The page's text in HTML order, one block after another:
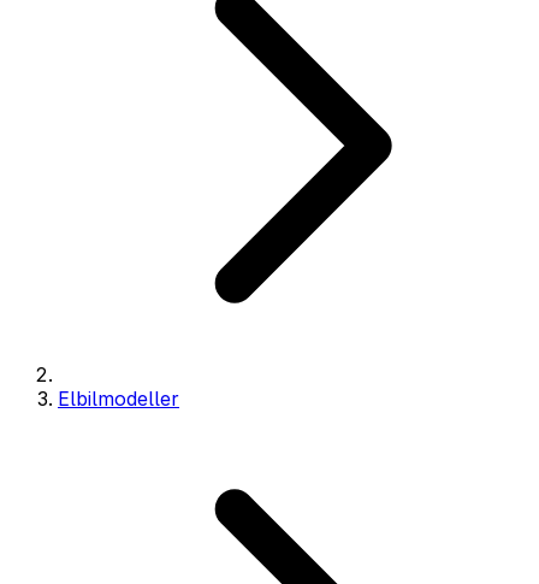
Elbilmodeller